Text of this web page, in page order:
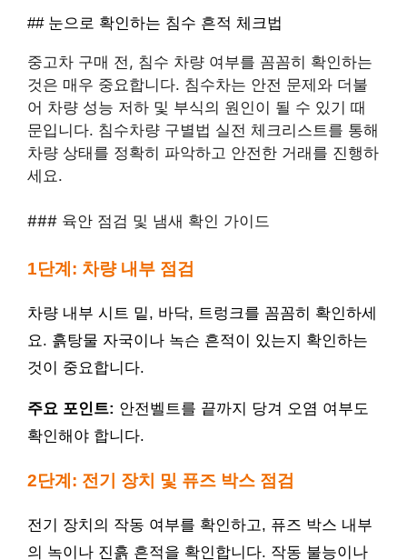
## 눈으로 확인하는 침수 흔적 체크법
중고차 구매 전, 침수 차량 여부를 꼼꼼히 확인하는
것은 매우 중요합니다. 침수차는 안전 문제와 더불
어 차량 성능 저하 및 부식의 원인이 될 수 있기 때
문입니다. 침수차량 구별법 실전 체크리스트를 통해
차량 상태를 정확히 파악하고 안전한 거래를 진행하
세요.
### 육안 점검 및 냄새 확인 가이드
1단계: 차량 내부 점검
차량 내부 시트 밑, 바닥, 트렁크를 꼼꼼히 확인하세
요. 흙탕물 자국이나 녹슨 흔적이 있는지 확인하는
것이 중요합니다.
주요 포인트: 안전벨트를 끝까지 당겨 오염 여부도
확인해야 합니다.
2단계: 전기 장치 및 퓨즈 박스 점검
전기 장치의 작동 여부를 확인하고, 퓨즈 박스 내부
의 녹이나 진흙 흔적을 확인합니다. 작동 불능이나